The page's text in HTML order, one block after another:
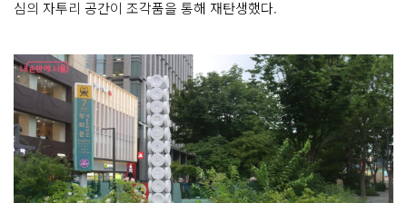
심의 자투리 공간이 조각품을 통해 재탄생했다.